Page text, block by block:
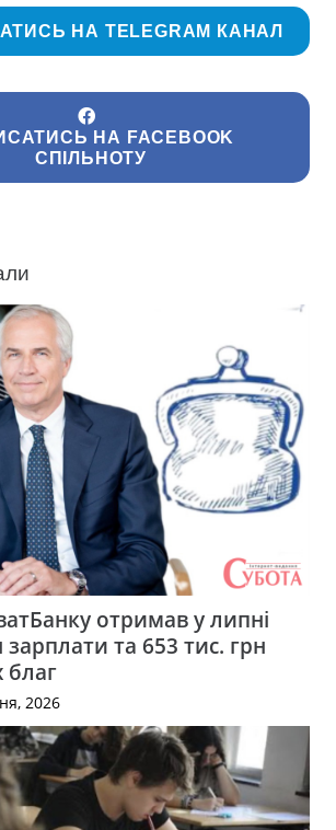
НА TELEGRAM КАНАЛ
НА FACEBOOK
СПІЛЬНОТУ
отримав у липні
та 653 тис. грн
благ
2026